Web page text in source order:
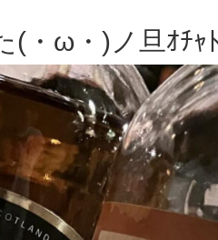
・ω・)ノ旦ｵﾁｬﾄ